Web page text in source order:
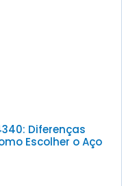
Diferenças
Escolher o Aço